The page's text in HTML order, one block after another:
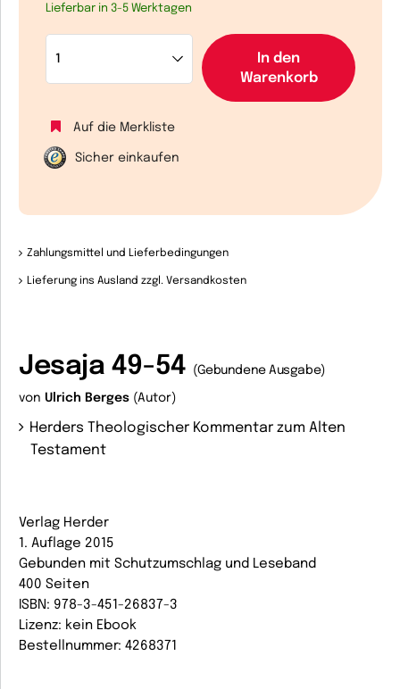
Lieferbar in 3-5 Werktagen
In den
Warenkorb
Auf die Merkliste
Sicher einkaufen
Zahlungsmittel und Lieferbedingungen
Lieferung ins Ausland zzgl. Versandkosten
Jesaja 49-54 (Gebundene Ausgabe)
von Ulrich Berges (Autor)
Herders Theologischer Kommentar zum Alten
Testament
Verlag Herder
1. Auflage 2015
Gebunden mit Schutzumschlag und Leseband
400 Seiten
ISBN: 978-3-451-26837-3
Lizenz: kein Ebook
Bestellnummer: 4268371